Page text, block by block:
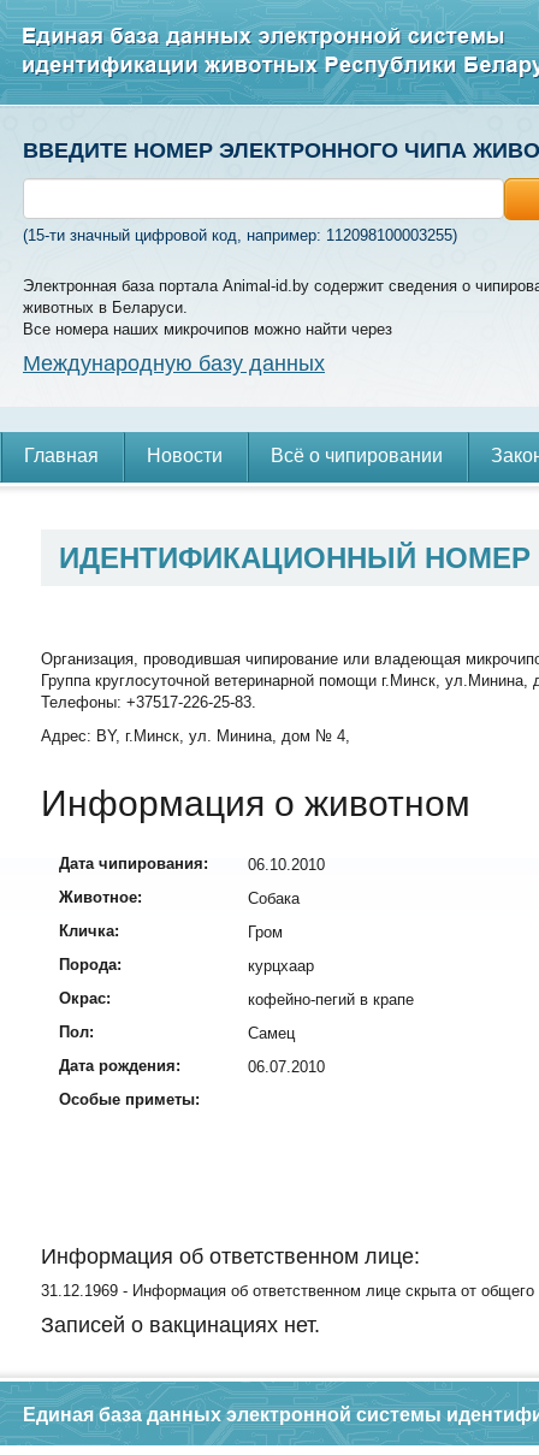
ВВЕДИТЕ НОМЕР ЭЛЕКТРОННОГО ЧИПА
(15-ти значный цифровой код, например: 112098100003255)
Электронная база портала Animal-id.by содержит сведения о
животных в Беларуси.
Все номера наших микрочипов можно найти через
Международную базу данных
Главная Новости Всё о чипировании
ИДЕНТИФИКАЦИОННЫЙ
Организация, проводившая чипирование или владеющая
Группа круглосуточной ветеринарной помощи г.Минск,
Телефоны: +37517-226-25-83.
Адрес: BY, г.Минск, ул. Минина, дом № 4,
Информация о животном
Дата чипирования:
06.10.2010
Животное:
Собака
Кличка:
Гром
Порода:
курцхаар
Окрас:
кофейно-пегий в крапе
Пол:
Самец
Дата рождения:
06.07.2010
Особые приметы:
Информация об ответственном лице:
31.12.1969 - Информация об ответственном лице скрыта от общего
Записей о вакцинациях нет.
Единая база данных электронной системы